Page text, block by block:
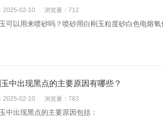
2025-02-10 浏览量：712
可以用来喷砂吗？喷砂用白刚玉粒度砂白色电熔
中出现黑点的主要原因有哪些？
2025-02-10 浏览量：783
中出现黑点的主要原因包括：